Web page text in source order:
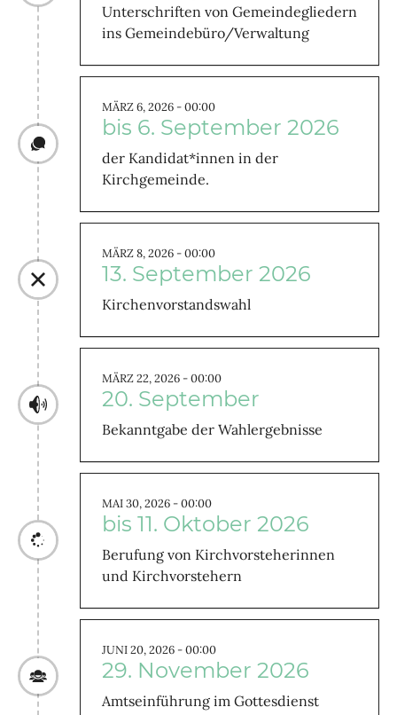
Unterschriften von Gemeindegliedern
ins Gemeindebüro/Verwaltung
MÄRZ 6, 2026 - 00:00
bis 6. September 2026
der Kandidat*innen in der
Kirchgemeinde.
MÄRZ 8, 2026 - 00:00
13. September 2026
Kirchenvorstandswahl
MÄRZ 22, 2026 - 00:00
20. September
Bekanntgabe der Wahlergebnisse
MAI 30, 2026 - 00:00
bis 11. Oktober 2026
Berufung von Kirchvorsteherinnen
und Kirchvorstehern
JUNI 20, 2026 - 00:00
29. November 2026
Amtseinführung im Gottesdienst